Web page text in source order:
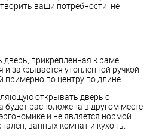
ваши потребности, не
прикрепленная к раме
закрывается утопленной ручкой
по центру по длине.
открывать дверь с
расположена в другом месте
и не является нормой.
ванных комнат и кухонь.